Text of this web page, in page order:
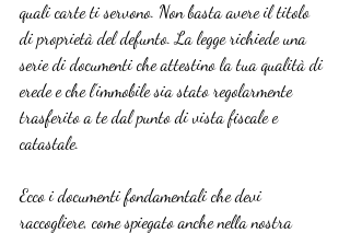
quali carte ti servono. Non basta avere il titolo
di proprietà del defunto. La legge richiede una
serie di documenti che attestino la tua qualità di
erede e che l’immobile sia stato regolarmente
trasferito a te dal punto di vista fiscale e
catastale.
Ecco i documenti fondamentali che devi
raccogliere, come spiegato anche nella nostra